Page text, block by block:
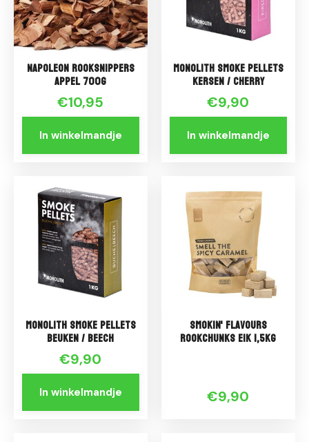
Napoleon Rooksnippers
Appel 700g
€10,95
In winkelmandje
Monolith Smoke Pellets
Kersen / Cherry
€9,90
In winkelmandje
Monolith Smoke Pellets
Beuken / Beech
€9,90
In winkelmandje
Smokin' Flavours
Rookchunks Eik 1,5kg
€9,90